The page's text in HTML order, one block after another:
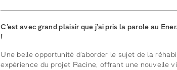
C’est avec grand plaisir que j’ai pris la parole au
!
Une belle opportunité d’aborder le sujet de la
expérience du projet Racine, offrant une nouvelle